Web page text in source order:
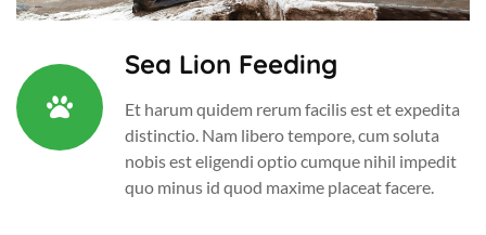
Sea Lion Feeding
Et harum quidem rerum facilis est et expedita
distinctio. Nam libero tempore, cum soluta
nobis est eligendi optio cumque nihil impedit
quo minus id quod maxime placeat facere.